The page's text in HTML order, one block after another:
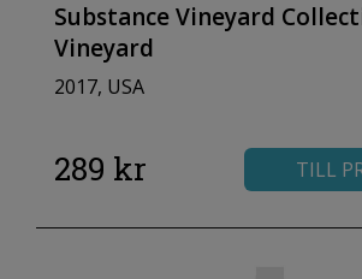
Substance Vineyard
Vineyard
2017, USA
289 kr TILL